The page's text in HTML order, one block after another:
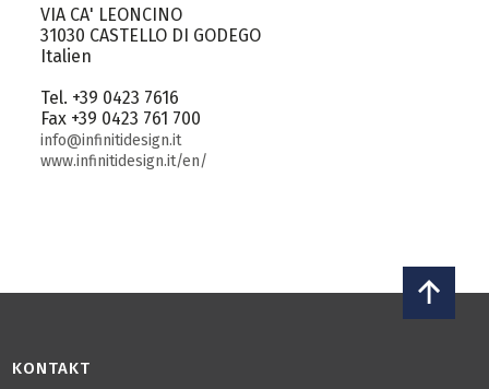
VIA CA' LEONCINO
31030 CASTELLO DI GODEGO
Italien
Tel. +39 0423 7616
Fax +39 0423 761 700
info@infinitidesign.it
www.infinitidesign.it/en/
KONTAKT